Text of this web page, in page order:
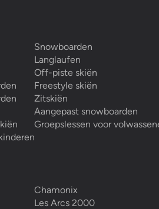
Snowboarden
Langlaufen
Off-piste skiën
Freestyle skiën
Zitskiën
Aangepast snowboarden
Groepslessen voor
Chamonix
Les Arcs 2000